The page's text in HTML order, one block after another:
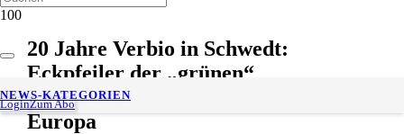
LoginZum Abo
NEWS-KATEGORIEN
20 Jahre Verbio in Schwedt:
Eckpfeiler der „grünen“
Transformation in Deutschland und
Europa